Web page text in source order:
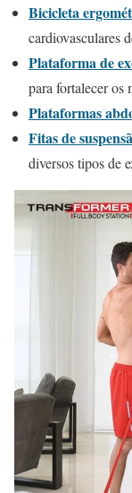
Bicicleta
cardiovasculares
Plataforma de
para fortalecer os
Plataformas
Fitas de
diversos tipos de